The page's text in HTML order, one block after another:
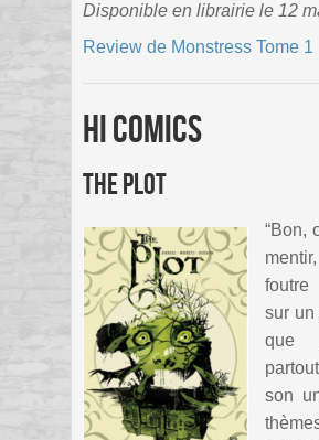
Disponible en librairie le 12
Review de Monstress Tome 1
Hi Comics
The Plot
“Bon,
sur un
que
son